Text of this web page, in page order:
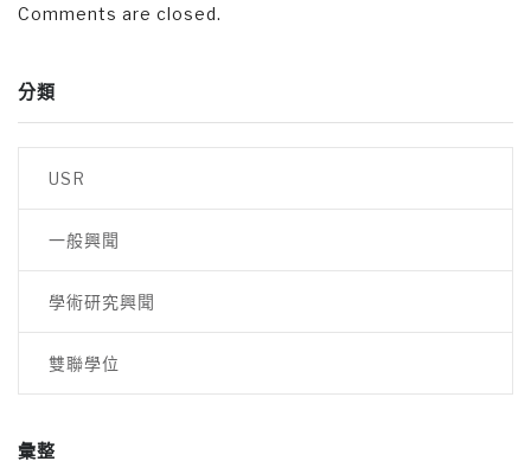
Comments are closed.
分類
USR
一般興聞
學術研究興聞
雙聯學位
彙整